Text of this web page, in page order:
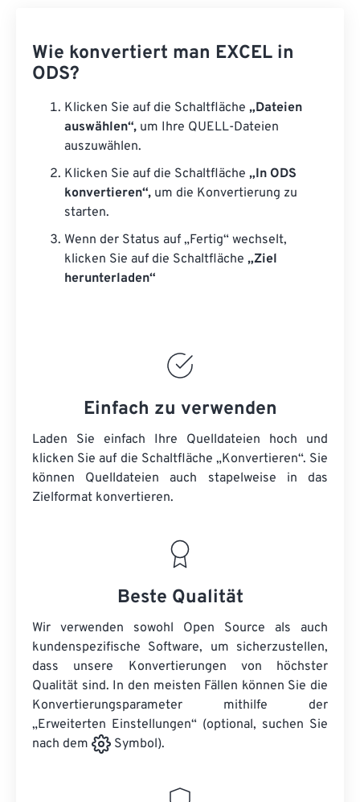
Wie konvertiert man EXCEL in
ODS?
Klicken Sie auf die Schaltfläche „Dateien
auswählen“, um Ihre QUELL-Dateien
auszuwählen.
Klicken Sie auf die Schaltfläche „In ODS
konvertieren“, um die Konvertierung zu
starten.
Wenn der Status auf „Fertig“ wechselt,
klicken Sie auf die Schaltfläche „Ziel
herunterladen“
Einfach zu verwenden
Laden Sie einfach Ihre Quelldateien hoch und
klicken Sie auf die Schaltfläche „Konvertieren“. Sie
können Quelldateien auch stapelweise in das
Zielformat konvertieren.
Beste Qualität
Wir verwenden sowohl Open Source als auch
kundenspezifische Software, um sicherzustellen,
dass unsere Konvertierungen von höchster
Qualität sind. In den meisten Fällen können Sie die
Konvertierungsparameter mithilfe der
„Erweiterten Einstellungen“ (optional, suchen Sie
nach dem
Symbol).